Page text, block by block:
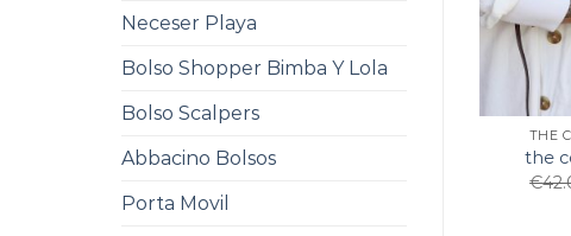
Neceser Playa
Bolso Shopper Bimba Y Lola
Bolso Scalpers
Abbacino Bolsos
Porta Movil
THE
the
€